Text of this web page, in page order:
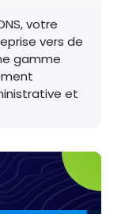
votre
vers de
gamme
et